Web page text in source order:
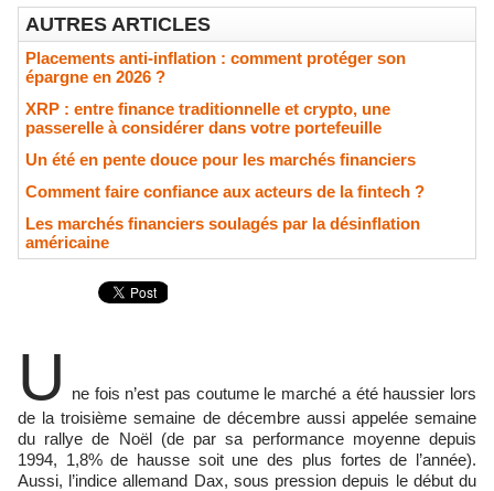
AUTRES ARTICLES
Placements anti-inflation : comment protéger son
épargne en 2026 ?
XRP : entre finance traditionnelle et crypto, une
passerelle à considérer dans votre portefeuille
Un été en pente douce pour les marchés financiers
Comment faire confiance aux acteurs de la fintech ?
Les marchés financiers soulagés par la désinflation
américaine
U
ne fois n’est pas coutume le marché a été haussier lors
de la troisième semaine de décembre aussi appelée semaine
du rallye de Noël (de par sa performance moyenne depuis
1994, 1,8% de hausse soit une des plus fortes de l’année).
Aussi, l’indice allemand Dax, sous pression depuis le début du